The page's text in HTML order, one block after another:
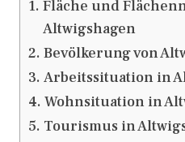
Fläche und
Altwigshagen
Bevölkerung von
Arbeitssituation in
Wohnsituation in
Tourismus in